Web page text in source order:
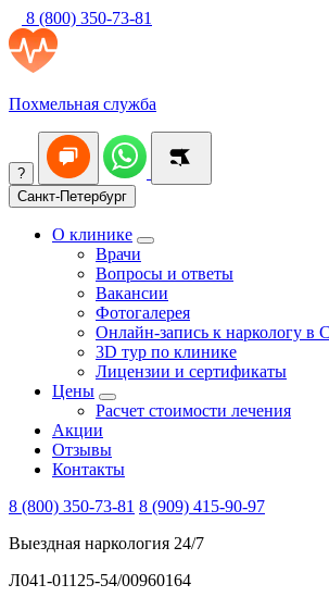
8 (800) 350-73-81
Похмельная служба
?
Санкт-Петербург
О клинике
Врачи
Вопросы и ответы
Вакансии
Фотогалерея
Онлайн-запись к наркологу в
3D тур по клинике
Лицензии и сертификаты
Цены
Расчет стоимости лечения
Акции
Отзывы
Контакты
8 (800) 350-73-81 8 (909) 415-90-97
Выездная наркология 24/7
Л041-01125-54/00960164